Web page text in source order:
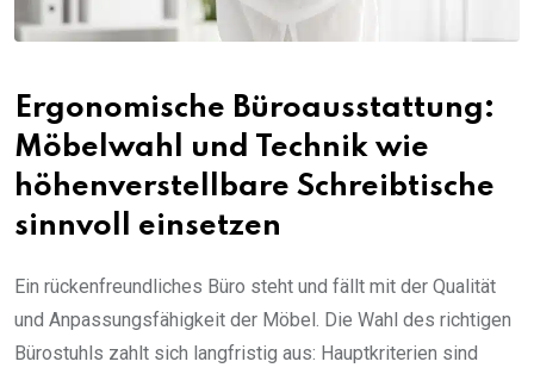
Ergonomische Büroausstattung:
Möbelwahl und Technik wie
höhenverstellbare Schreibtische
sinnvoll einsetzen
Ein rückenfreundliches Büro steht und fällt mit der Qualität
und Anpassungsfähigkeit der Möbel. Die Wahl des richtigen
Bürostuhls zahlt sich langfristig aus: Hauptkriterien sind